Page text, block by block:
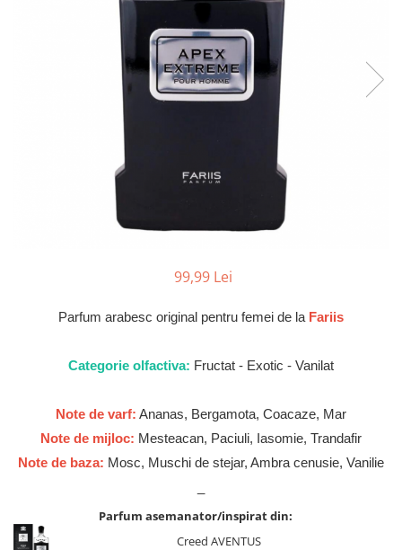
Parfumuri de SEARA
Parfumuri de VARA
Parfumuri de IARNA
Maison Alhambra
Zirconia
99,99 Lei
Parfum arabesc original pentru femei de la Fariis
Categorie olfactiva: Fructat - Exotic - Vanilat
Note de varf: Ananas, Bergamota, Coacaze, Mar
Note de mijloc: Mesteacan, Paciuli, Iasomie, Trandafir
Note de baza: Mosc, Muschi de stejar, Ambra cenusie, Vanilie
Parfum asemanator/inspirat din:
Creed AVENTUS